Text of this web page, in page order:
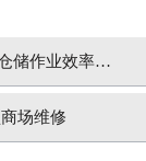
储作业效率提
场维修